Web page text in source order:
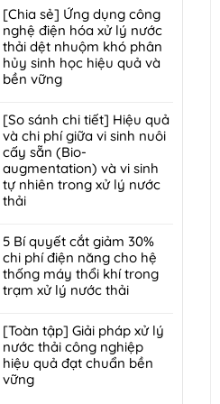
trung
chuyển
rác
hiệu
quả,
chuẩn
2026
hại:
Ép
bùn
khung
bản
hay
bùn
ly
tâm
tối
ưu
hơn
nhà
máy
quy
mô
vừa?
7
lỗi
phổ
biến
khiến
đốt
rác
nhanh
hỏng
và
cách
bảo
định
kỳ
từ
chuyên
DCI
có
bình
luận
ở
[Chia
sẻ]
lược
tái
sử
dụng
80%
nước
sau
xử
lý:
Giải
pháp
hoàn
nước
bền
vững
[Chia sẻ] Ứng dụng công
nghệ điện hóa xử lý nước
thải dệt nhuộm khó phân
hủy sinh học hiệu quả và
bền vững
có
bình
luận
ở
[Chia
sẻ]
Ứng
công
nghệ
điện
hóa
lý
nước
thải
dệt
nhuộm
[So sánh chi tiết] Hiệu quả
và chi phí giữa vi sinh nuôi
cấy sẵn (Bio-
augmentation) và vi sinh
tự nhiên trong xử lý nước
thải
có
bình
luận
ở
[So
chi
tiết]
Hiệu
quả
5 Bí quyết cắt giảm 30%
chi phí điện năng cho hệ
thống máy thổi khí trong
trạm xử lý nước thải
có
bình
luận
ở
[Toàn tập] Giải pháp xử lý
nước thải công nghiệp
hiệu quả đạt chuẩn bền
vững